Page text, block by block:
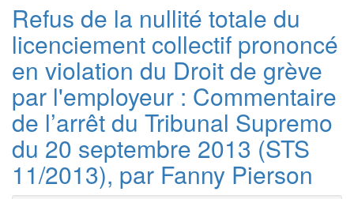
Refus de la nullité totale du
licenciement collectif prononcé
en violation du Droit de grève
par l'employeur : Commentaire
de l’arrêt du Tribunal Supremo
du 20 septembre 2013 (STS
11/2013), par Fanny Pierson